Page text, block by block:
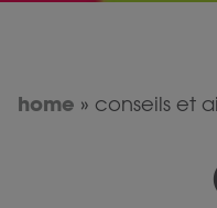
home » conseils et